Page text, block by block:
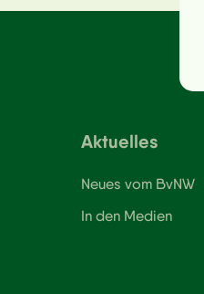
Aktuelles
Neues vom BvNW
In den Medien